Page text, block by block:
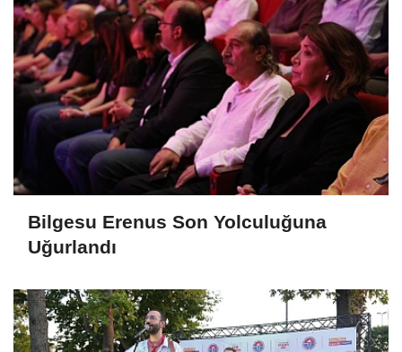
Bilgesu Erenus Son Yolculuğuna
Uğurlandı